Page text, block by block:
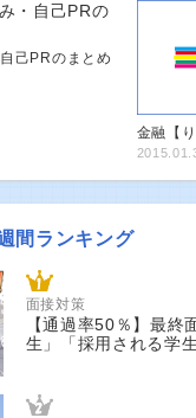
己PRのまとめ
金融【
間ランキング
面接対策
【通過率50％】最終
生」「採用される学生